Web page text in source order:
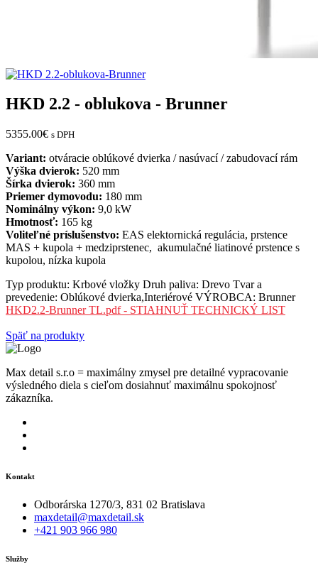
HKD 2.2 - oblukova - Brunner
5355.00€ s DPH
Variant: otváracie oblúkové dvierka / nasúvací / zabudovací rám
Výška dvierok: 520 mm
Šírka dvierok: 360 mm
Priemer dymovodu: 180 mm
Nominálny výkon: 9,0 kW
Hmotnosť: 165 kg
Voliteľné príslušenstvo: EAS elektornická regulácia, prstence
MAS + kupola + medziprstenec, akumulačné liatinové prstence s
kupolou, nízka kupola
Typ produktu: Krbové vložky Druh paliva: Drevo Tvar a
prevedenie: Oblúkové dvierka,Interiérové VÝROBCA: Brunner
HKD2.2-Brunner TL.pdf - STIAHNUŤ TECHNICKÝ LIST
Späť na produkty
Max detail s.r.o = maximálny zmysel pre detailné vypracovanie
výsledného diela s cieľom dosiahnuť maximálnu spokojnosť
zákazníka.
Kontakt
Odborárska 1270/3, 831 02 Bratislava
maxdetail@maxdetail.sk
+421 903 966 980
Služby